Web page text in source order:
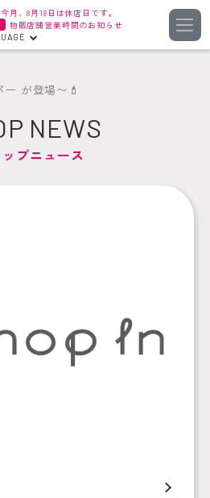
今月、8月18日は休店日です。
物販店舗営業時間のお知らせ
국어が登場〜💄
NEWS
ップニュース